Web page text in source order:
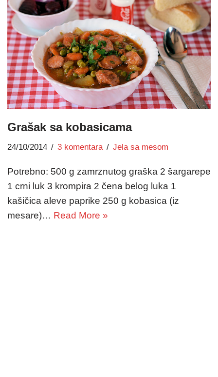
Grašak sa kobasicama
24/10/2014 3 komentara Jela sa mesom
Potrebno: 500 g zamrznutog graška 2 šargarepe
1 crni luk 3 krompira 2 čena belog luka 1
kašičica aleve paprike 250 g kobasica (iz
mesare)… Read More »